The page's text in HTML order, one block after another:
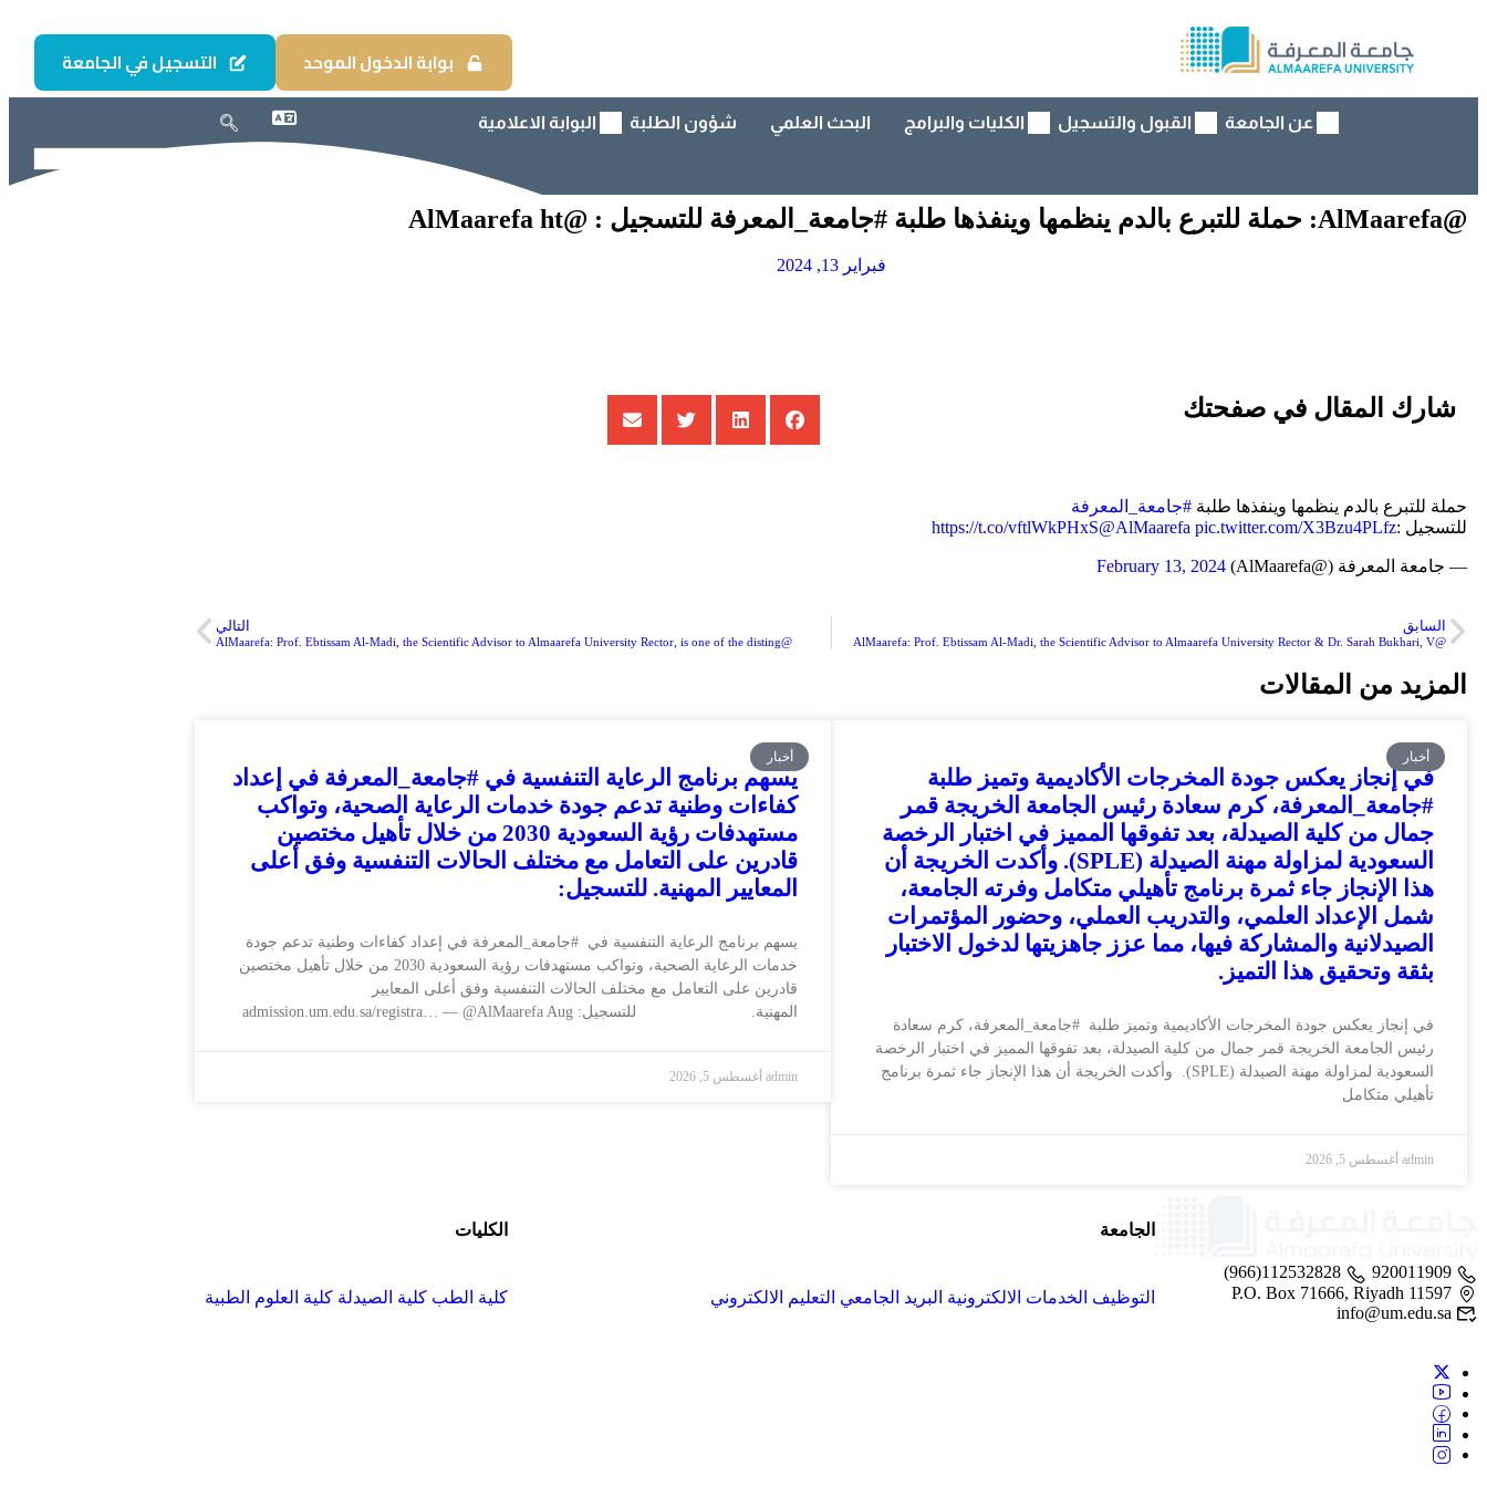
بوابة الدخول الموحد التسجيل في الجامعة
عن الجامعة القبول والتسجيل الكليات والبرامج البحث العلمي شؤون الطلبة البوابة الاعلامية
@AlMaarefa: حملة للتبرع بالدم ينظمها وينفذها طلبة #جامعة_المعرفة للتسجيل : @AlMaarefa ht
فبراير 13, 2024
شارك المقال في صفحتك
حملة للتبرع بالدم ينظمها وينفذها طلبة #جامعة_المعرفة
للتسجيل :
https://t.co/vftlWkPHxS@AlMaarefa pic.twitter.com/X3Bzu4PLfz
— جامعة المعرفة (@AlMaarefa) February 13, 2024
السابق
@AlMaarefa: Prof. Ebtissam Al-Madi, the Scientific Advisor to Almaarefa University Rector & Dr. Sarah Bukhari, V
التالي
@AlMaarefa: Prof. Ebtissam Al-Madi, the Scientific Advisor to Almaarefa University Rector, is one of the disting
المزيد من المقالات
أخبار
في إنجاز يعكس جودة المخرجات الأكاديمية وتميز طلبة
#جامعة_المعرفة، كرم سعادة رئيس الجامعة الخريجة قمر
جمال من كلية الصيدلة، بعد تفوقها المميز في اختبار الرخصة
السعودية لمزاولة مهنة الصيدلة (SPLE). وأكدت الخريجة أن
هذا الإنجاز جاء ثمرة برنامج تأهيلي متكامل وفرته الجامعة،
شمل الإعداد العلمي، والتدريب العملي، وحضور المؤتمرات
الصيدلانية والمشاركة فيها، مما عزز جاهزيتها لدخول الاختبار
بثقة وتحقيق هذا التميز.
في إنجاز يعكس جودة المخرجات الأكاديمية وتميز طلبة #جامعة_المعرفة، كرم سعادة
رئيس الجامعة الخريجة قمر جمال من كلية الصيدلة، بعد تفوقها المميز في اختبار الرخصة
السعودية لمزاولة مهنة الصيدلة (SPLE). وأكدت الخريجة أن هذا الإنجاز جاء ثمرة برنامج
تأهيلي متكامل
admin أغسطس 5, 2026
أخبار
يسهم برنامج الرعاية التنفسية في #جامعة_المعرفة في إعداد
كفاءات وطنية تدعم جودة خدمات الرعاية الصحية، وتواكب
مستهدفات رؤية السعودية 2030 من خلال تأهيل مختصين
قادرين على التعامل مع مختلف الحالات التنفسية وفق أعلى
المعايير المهنية. للتسجيل:
يسهم برنامج الرعاية التنفسية في #جامعة_المعرفة في إعداد كفاءات وطنية تدعم جودة
خدمات الرعاية الصحية، وتواكب مستهدفات رؤية السعودية 2030 من خلال تأهيل مختصين
قادرين على التعامل مع مختلف الحالات التنفسية وفق أعلى المعايير
المهنية. للتسجيل: admission.um.edu.sa/registra… — @AlMaarefa Aug
admin أغسطس 5, 2026
920011909
112532828(966)
P.O. Box 71666, Riyadh 11597
info@um.edu.sa
الجامعة
التوظيف الخدمات الالكترونية البريد الجامعي التعليم الالكتروني
الكليات
كلية الطب كلية الصيدلة كلية العلوم الطبية